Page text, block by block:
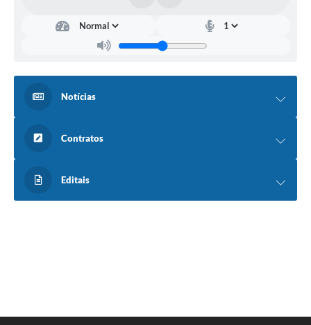
Notícias
Contratos
Editais